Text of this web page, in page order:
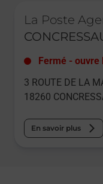
La Poste
Fermé - ouvre
3 ROUTE DE LA
18260
En savoir plus